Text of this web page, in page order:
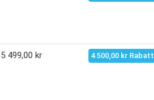
5 499,00 kr 4 500,00 kr Rabatt